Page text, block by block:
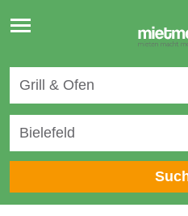
Toggle
navigation